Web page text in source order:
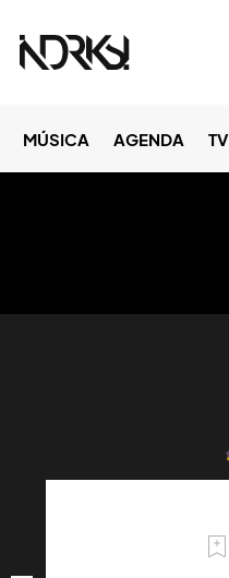
MÚSICA AGENDA TV